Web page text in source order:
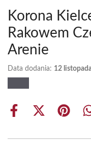
Korona
Rakowem
Arenie
Data dodania: 12
Share
Share
(Twitter)
Share